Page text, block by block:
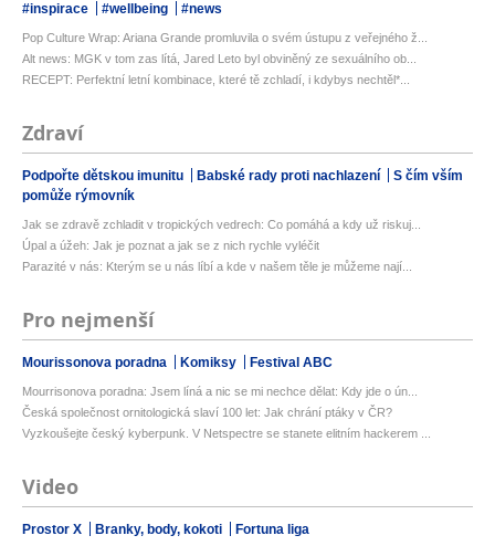
#inspirace #wellbeing #news
Pop Culture Wrap: Ariana Grande promluvila o svém ústupu z veřejného ž...
Alt news: MGK v tom zas lítá, Jared Leto byl obviněný ze sexuálního ob...
RECEPT: Perfektní letní kombinace, které tě zchladí, i kdybys nechtěl*...
Zdraví
Podpořte dětskou imunitu Babské rady proti nachlazení
S čím vším
pomůže rýmovník
Jak se zdravě zchladit v tropických vedrech: Co pomáhá a kdy už riskuj...
Úpal a úžeh: Jak je poznat a jak se z nich rychle vyléčit
Parazité v nás: Kterým se u nás líbí a kde v našem těle je můžeme nají...
Pro nejmenší
Mourissonova poradna Komiksy Festival ABC
Mourrisonova poradna: Jsem líná a nic se mi nechce dělat: Kdy jde o ún...
Česká společnost ornitologická slaví 100 let: Jak chrání ptáky v ČR?
Vyzkoušejte český kyberpunk. V Netspectre se stanete elitním hackerem ...
Video
Prostor X Branky, body, kokoti Fortuna liga